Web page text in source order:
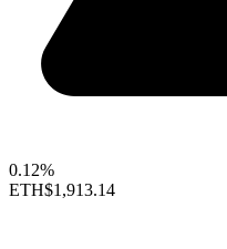
0.12%
ETH$1,913.14